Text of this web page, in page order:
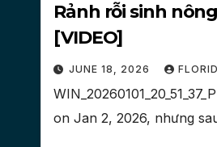
Rảnh rỗi sinh
[VIDEO]
JUNE 18, 2026
on Jan 2, 2026, nhưng